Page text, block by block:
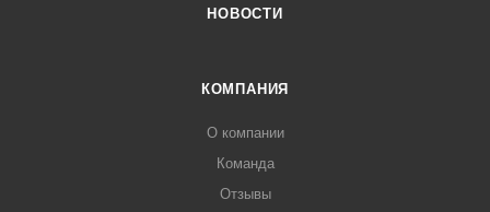
НОВОСТИ
КОМПАНИЯ
О компании
Команда
Отзывы